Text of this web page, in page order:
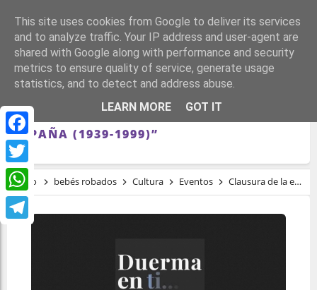
Facebook
Twitter
WhatsApp
CLAUSURA DE LA EXPOSICIÓN “DUERMA
EN TI…MATERNIDADES ROBADAS EN
ESPAÑA (1939-1999)”
Inicio bebés robados Cultura Eventos Clausura de la exposición “Duerma en ti…Maternidades robadas en España (1939-1999)”
This site uses cookies from Google to deliver its services
and to analyze traffic. Your IP address and user-agent are
shared with Google along with performance and security
metrics to ensure quality of service, generate usage
statistics, and to detect and address abuse.
LEARN MORE
GOT IT